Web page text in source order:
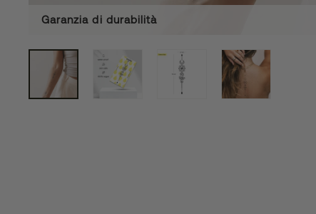
Garanzia di durabilità